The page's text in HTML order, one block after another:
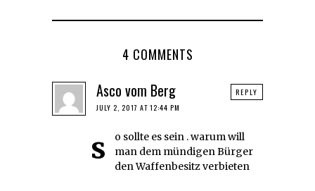
4 COMMENTS
Asco vom Berg
JULY 2, 2017 AT 12:44 PM
so sollte es sein . warum will
man dem mündigen Bürger
den Waffenbesitz verbieten
REPLY